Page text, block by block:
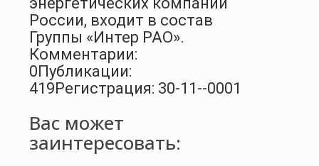
России, входит в состав
Группы «Интер РАО».
Комментарии:
0 Публикации:
419 Регистрация: 30-11--0001
Вас может
заинтересовать: